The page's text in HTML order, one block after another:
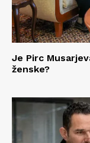
Je Pirc
ženske?